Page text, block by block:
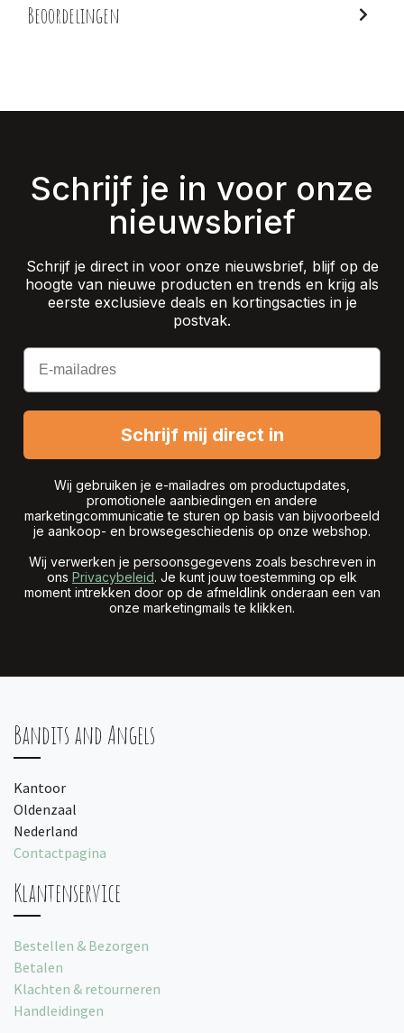
Beoordelingen
Schrijf je in voor onze
nieuwsbrief
Schrijf je direct in voor onze nieuwsbrief, blijf op de
hoogte van nieuwe producten en trends en krijg als
eerste exclusieve deals en kortingsacties in je
postvak.
Email
Schrijf mij direct in
Wij gebruiken je e-mailadres om productupdates,
promotionele aanbiedingen en andere
marketingcommunicatie te sturen op basis van bijvoorbeeld
je aankoop- en browsegeschiedenis op onze webshop.
Wij verwerken je persoonsgegevens zoals beschreven in
ons Privacybeleid. Je kunt jouw toestemming op elk
moment intrekken door op de afmeldlink onderaan een van
onze marketingmails te klikken.
Bandits and Angels
Kantoor
Oldenzaal
Nederland
Contactpagina
Klantenservice
Bestellen & Bezorgen
Betalen
Klachten & retourneren
Handleidingen